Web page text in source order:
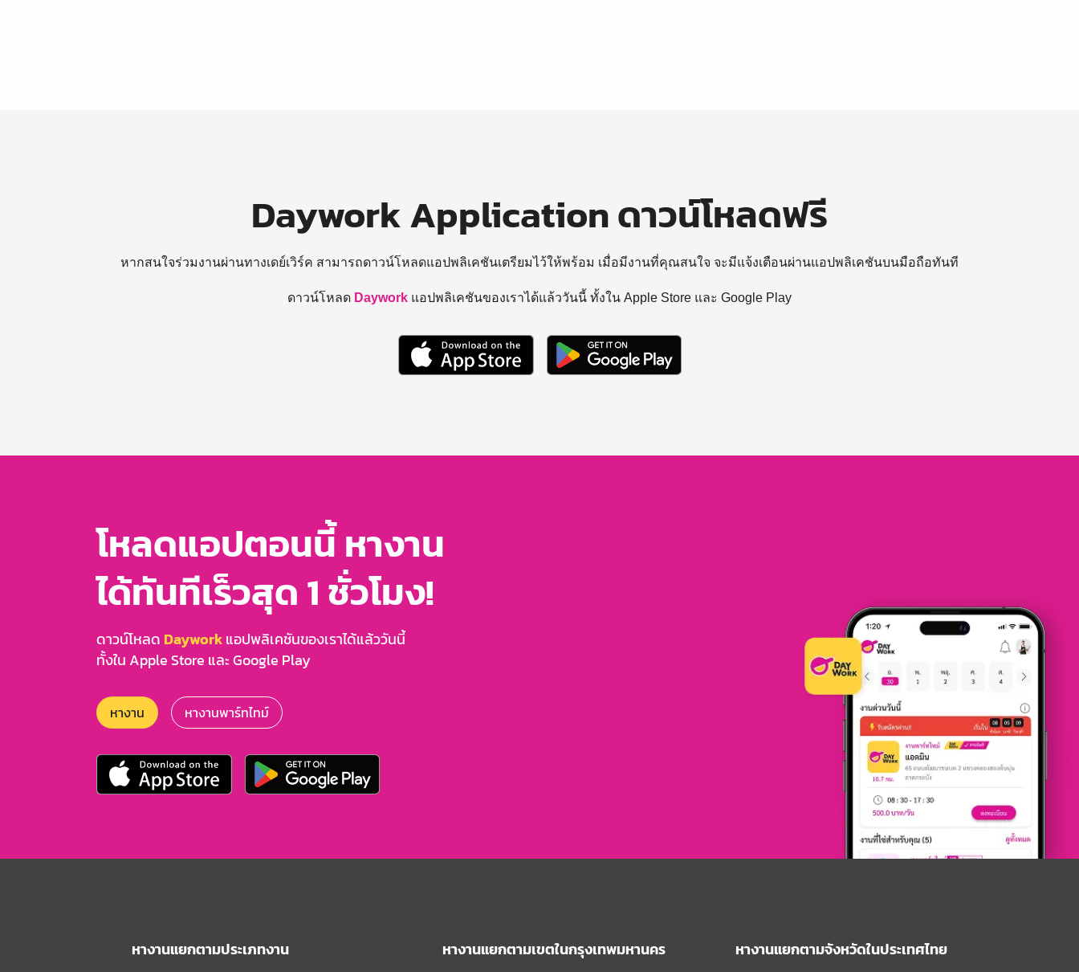
Daywork Application ดาวน์โหลดฟรี
หากสนใจร่วมงานผ่านทางเดย์เวิร์ค สามารถดาวน์โหลดแอปพลิเคชันเตรียมไว้ให้พร้อม เมื่อมีงานที่คุณสนใจ จะมีแจ้งเตือนผ่านแอปพลิเคชันบนมือถือทันที
ดาวน์โหลด Daywork แอปพลิเคชันของเราได้แล้ววันนี้ ทั้งใน Apple Store และ Google Play
โหลดแอปตอนนี้ หางาน
ได้ทันทีเร็วสุด 1 ชั่วโมง!
ดาวน์โหลด Dayworkแอปพลิเคชันของเราได้แล้ววันนี้
ทั้งใน Apple Store และ Google Play
หางาน หางานพาร์ทไทม์
หางานแยกตามประเภทงาน หางานแยกตามเขตในกรุงเทพมหานคร หางานแยกตามจังหวัดในประเทศไทย